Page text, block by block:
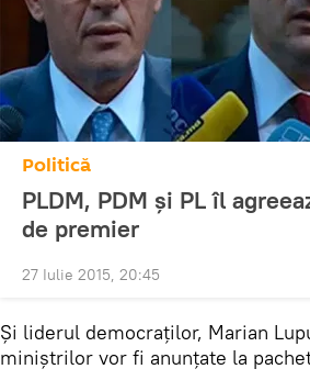
Politică
PLDM, PDM şi PL îl
de premier
27 Iulie 2015, 20:45
Şi liderul democraţilor, Marian
miniştrilor vor fi anunţate la